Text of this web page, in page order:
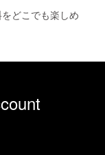
どこでも楽しめ